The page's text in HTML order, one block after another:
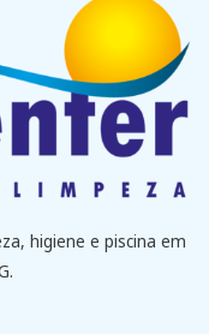
higiene e piscina em